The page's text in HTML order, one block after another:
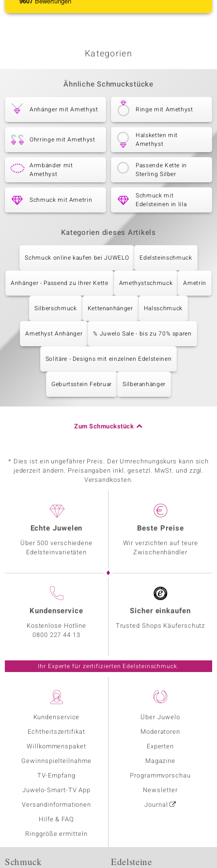
Kategorien
Ähnliche Schmuckstücke
Anhänger mit Amethyst Ringe mit Amethyst
Ohrringe mit Amethyst
Halsketten mit
Amethyst
Armbänder mit
Amethyst
Passende Kette in
Sterling Silber
Schmuck mit Ametrin
Schmuck mit
Edelsteinen in lila
Kategorien dieses Artikels
Schmuck online kaufen bei JUWELO Edelsteinschmuck
Anhänger - Passend zu Ihrer Kette Amethystschmuck Ametrin
Silberschmuck Kettenanhänger Halsschmuck
Amethyst Anhänger % Juwelo Sale - bis zu 70% sparen
Solitäre - Designs mit einzelnen Edelsteinen
Geburtsstein Februar Silberanhänger
Zum Schmuckstück
* Dies ist ein ungefährer Preis. Der Umrechnungskurs kann sich
jederzeit ändern. Preisangaben inkl. gesetzl. MwSt. und zzgl.
Versandkosten.
Kundenservice
Echtheitszertifikat
Willkommenspaket
Gewinnspielteilnahme
TV-Empfang
Juwelo-Smart-TV App
Versandinformationen
Hilfe & FAQ
Ringgröße ermitteln
Über Juwelo
Moderatoren
Experten
Magazine
Programmvorschau
Newsletter
Journal
Echte Juwelen
Über 500 verschiedene
Edelsteinvarietäten
Beste Preise
Wir verzichten auf teure
Zwischenhändler
Kundenservice
Kostenlose Hotline
0800 227 44 13
Sicher einkaufen
Trusted Shops Käuferschutz
Ihr Experte für zertifizierten Edelsteinschmuck.
Schmuck Edelsteine